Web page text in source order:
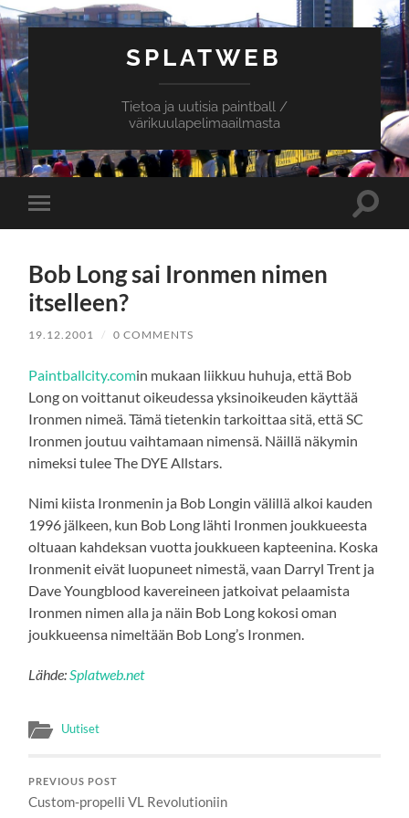
SPLATWEB
Tietoa ja uutisia paintball /
värikuulapelimaailmasta
Toggle
mobile
Toggle
Bob Long sai Ironmen nimen
itselleen?
19.12.2001 / 0 COMMENTS
Paintballcity.comin mukaan liikkuu huhuja, että Bob
Long on voittanut oikeudessa yksinoikeuden käyttää
Ironmen nimeä. Tämä tietenkin tarkoittaa sitä, että SC
Ironmen joutuu vaihtamaan nimensä. Näillä näkymin
nimeksi tulee The DYE Allstars.
Nimi kiista Ironmenin ja Bob Longin välillä alkoi kauden
1996 jälkeen, kun Bob Long lähti Ironmen joukkueesta
oltuaan kahdeksan vuotta joukkueen kapteenina. Koska
Ironmenit eivät luopuneet nimestä, vaan Darryl Trent ja
Dave Youngblood kavereineen jatkoivat pelaamista
Ironmen nimen alla ja näin Bob Long kokosi oman
joukkueensa nimeltään Bob Long’s Ironmen.
Lähde: Splatweb.net
Uutiset
PREVIOUS POST
Custom-propelli VL Revolutioniin